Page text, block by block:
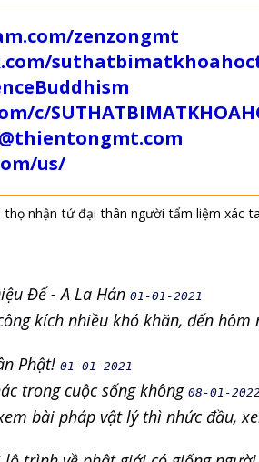
zenzongmt
c/
us/
thọ nhận tứ đại thân người tẩm liệm xác
Đế - A La Hán 01-01-2021
kích nhiều khó khăn, đến
Phật! 01-01-2021
trong cuộc sống không 08-01-2022
bài pháp vật lý thì nhức đầu,